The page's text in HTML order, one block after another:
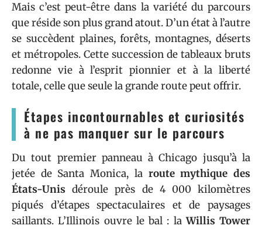
Mais c’est peut-être dans la variété du parcours
que réside son plus grand atout. D’un état à l’autre
se succèdent plaines, forêts, montagnes, déserts
et métropoles. Cette succession de tableaux bruts
redonne vie à l’esprit pionnier et à la liberté
totale, celle que seule la grande route peut offrir.
Étapes incontournables et curiosités
à ne pas manquer sur le parcours
Du tout premier panneau à Chicago jusqu’à la
jetée de Santa Monica, la route mythique des
États-Unis déroule près de 4 000 kilomètres
piqués d’étapes spectaculaires et de paysages
saillants. L’Illinois ouvre le bal : laWillis Tower